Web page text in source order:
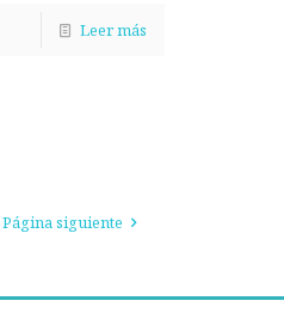
Leer más
Página siguiente